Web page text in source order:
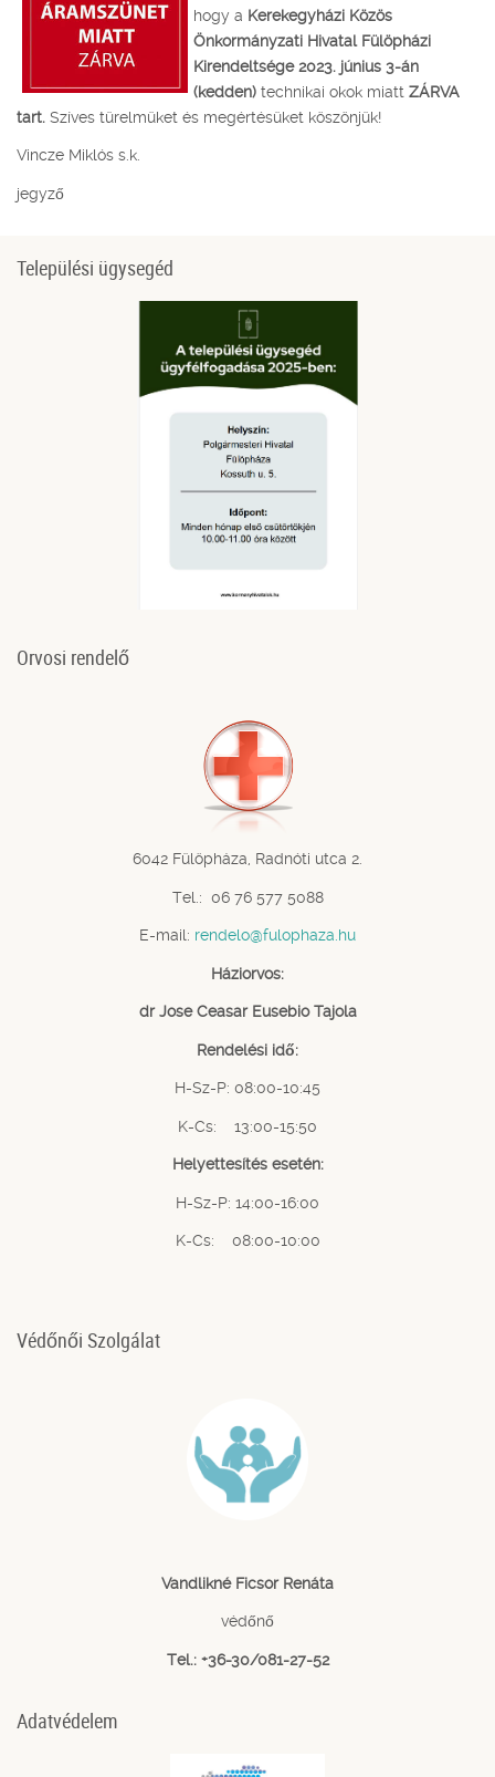
hogy a Kerekegyházi Közös
Önkormányzati Hivatal Fülöpházi
Kirendeltsége 2023. június 3-án
(kedden) technikai okok miatt ZÁRVA
tart. Szíves türelmüket és megértésüket köszönjük!
Vincze Miklós s.k.
jegyző
Települési ügysegéd
Orvosi rendelő
6042 Fülöpháza, Radnóti utca 2.
Tel.: 06 76 577 5088
E-mail: rendelo@fulophaza.hu
Háziorvos:
dr Jose Ceasar Eusebio Tajola
Rendelési idő:
H-Sz-P: 08:00-10:45
K-Cs: 13:00-15:50
Helyettesítés esetén:
H-Sz-P: 14:00-16:00
K-Cs: 08:00-10:00
Védőnői Szolgálat
Vandlikné Ficsor Renáta
védőnő
Tel.: +36-30/081-27-52
Adatvédelem